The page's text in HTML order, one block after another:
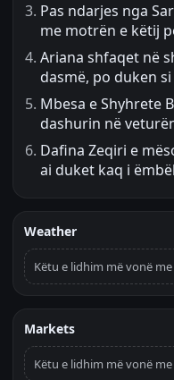
Pas ndarjes nga
me motrën e këtij
Ariana shfaqet në
dasmë, po duken si
Mbesa e Shyhrete
dashurin në
Dafina Zeqiri e
ai duket kaq i
Weather
Këtu e lidhim më vonë
Markets
Këtu e lidhim më vonë